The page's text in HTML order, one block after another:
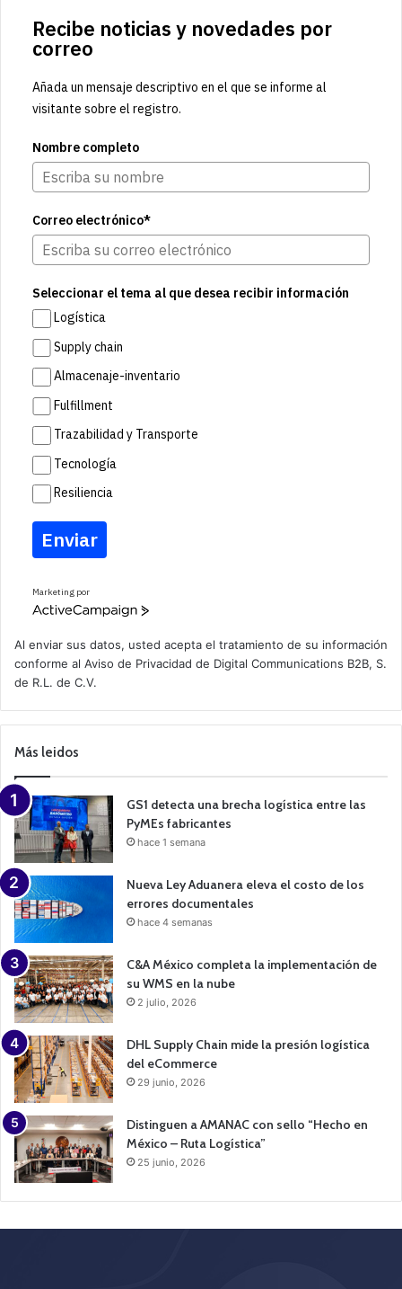
Recibe noticias y novedades por
correo
Añada un mensaje descriptivo en el que se informe al
visitante sobre el registro.
Nombre completo
Correo electrónico*
Seleccionar el tema al que desea recibir información
Logística
Supply chain
Almacenaje-inventario
Fulfillment
Trazabilidad y Transporte
Tecnología
Resiliencia
Enviar
Marketing por
A
v
e
a
m
a
n
Al enviar sus datos, usted acepta el tratamiento de su información
conforme al Aviso de Privacidad de Digital Communications B2B, S.
de R.L. de C.V.
Más leidos
GS1 detecta una brecha logística entre las
PyMEs fabricantes
hace 1 semana
Nueva Ley Aduanera eleva el costo de los
errores documentales
hace 4 semanas
C&A México completa la implementación de
su WMS en la nube
2 julio, 2026
DHL Supply Chain mide la presión logística
del eCommerce
29 junio, 2026
Distinguen a AMANAC con sello “Hecho en
México – Ruta Logística”
25 junio, 2026